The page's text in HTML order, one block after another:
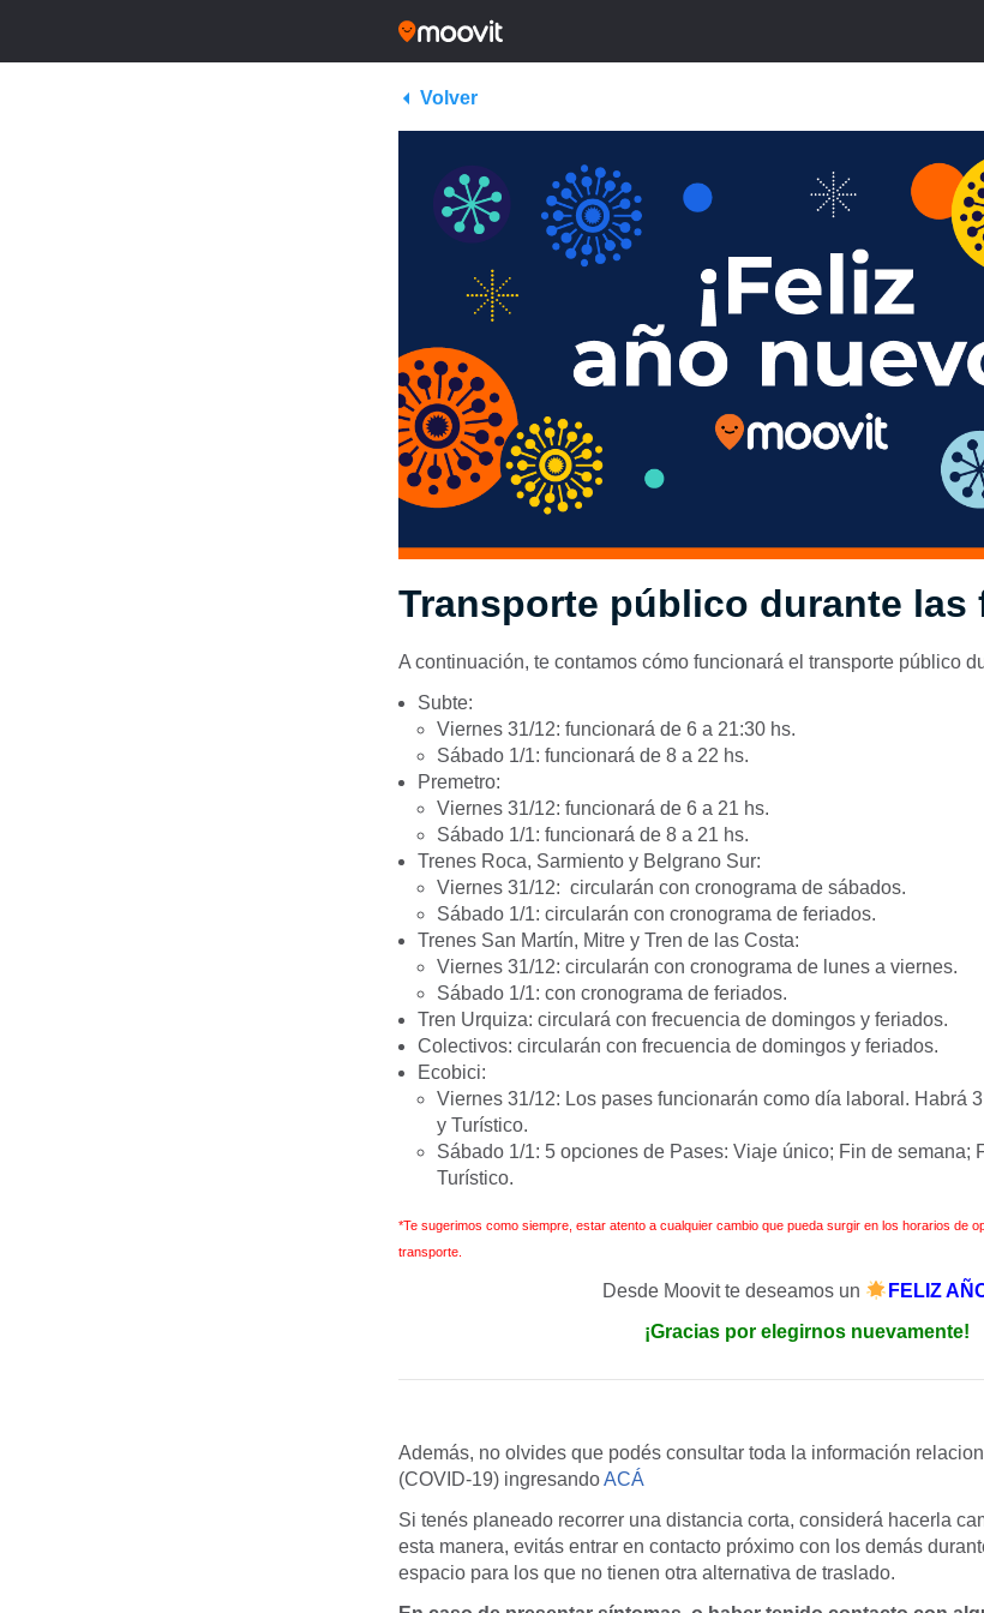
Volver
Transporte público durante las
A continuación, te contamos cómo funcionará el transporte público
Subte:
Viernes 31/12: funcionará de 6 a 21:30 hs.
Sábado 1/1: funcionará de 8 a 22 hs.
Premetro:
Viernes 31/12: funcionará de 6 a 21 hs.
Sábado 1/1: funcionará de 8 a 21 hs.
Trenes Roca, Sarmiento y Belgrano Sur:
Viernes 31/12: circularán con cronograma de sábados.
Sábado 1/1: circularán con cronograma de feriados.
Trenes San Martín, Mitre y Tren de las Costa:
Viernes 31/12: circularán con cronograma de lunes a viernes.
Sábado 1/1: con cronograma de feriados.
Tren Urquiza: circulará con frecuencia de domingos y feriados.
Colectivos: circularán con frecuencia de domingos y feriados.
Ecobici:
Viernes 31/12: Los pases funcionarán como día laboral. Habrá
y Turístico.
Sábado 1/1: 5 opciones de Pases: Viaje único; Fin de semana;
Turístico.
*Te sugerimos como siempre, estar atento a cualquier cambio que pueda surgir en los horarios de
transporte.
Desde Moovit te deseamos un
FELIZ
¡Gracias por elegirnos nuevamente!
Además, no olvides que podés consultar toda la información
(COVID-19) ingresandoACÁ
Si tenés planeado recorrer una distancia corta, considerá hacerla
esta manera, evitás entrar en contacto próximo con los demás
espacio para los que no tienen otra alternativa de traslado.